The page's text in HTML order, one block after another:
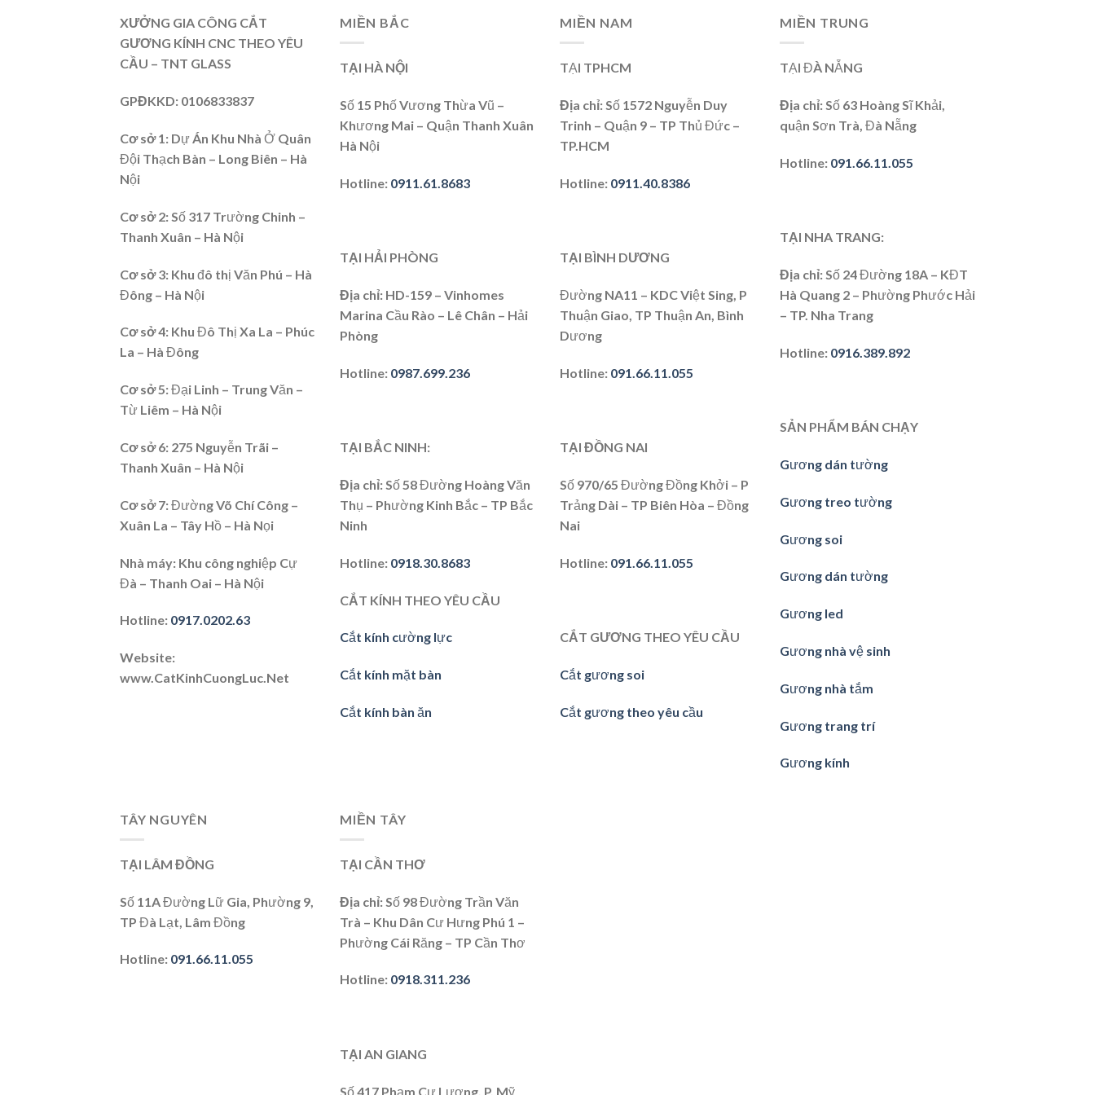
XƯỞNG GIA CÔNG CẮT
GƯƠNG KÍNH CNC THEO YÊU
CẦU – TNT GLASS
GPĐKKD: 0106833837
Cơ sở 1: Dự Án Khu Nhà Ở Quân
Đội Thạch Bàn – Long Biên – Hà
Nội
Cơ sở 2: Số 317 Trường Chinh –
Thanh Xuân – Hà Nội
Cơ sở 3: Khu đô thị Văn Phú – Hà
Đông – Hà Nội
Cơ sở 4: Khu Đô Thị Xa La – Phúc
La – Hà Đông
Cơ sở 5:Đại Linh – Trung Văn –
Từ Liêm – Hà Nội
Cơ sở 6: 275 Nguyễn Trãi –
Thanh Xuân – Hà Nội
Cơ sở 7: Đường Võ Chí Công –
Xuân La – Tây Hồ – Hà Nọi
Nhà máy: Khu công nghiệp Cự
Đà – Thanh Oai – Hà Nội
Hotline: 0917.0202.63
Website:
www.CatKinhCuongLuc.Net
MIỀN BẮC
TẠI HÀ NỘI
Số 15 Phố Vương Thừa Vũ –
Khương Mai – Quận Thanh Xuân
Hà Nội
Hotline: 0911.61.8683
TẠI HẢI PHÒNG
Địa chỉ: HD-159 – Vinhomes
Marina Cầu Rào – Lê Chân – Hải
Phòng
Hotline: 0987.699.236
TẠI BẮC NINH:
Địa chỉ: Số 58 Đường Hoàng Văn
Thụ – Phường Kinh Bắc – TP Bắc
Ninh
Hotline: 0918.30.8683
CẮT KÍNH THEO YÊU CẦU
Cắt kính cường lực
Cắt kính mặt bàn
Cắt kính bàn ăn
MIỀN NAM
TẠI TPHCM
Địa chỉ: Số 1572 Nguyễn Duy
Trinh – Quận 9 – TP Thủ Đức –
TP.HCM
Hotline: 0911.40.8386
TẠI BÌNH DƯƠNG
Đường NA11 – KDC Việt Sing, P
Thuận Giao, TP Thuận An, Bình
Dương
Hotline: 091.66.11.055
TẠI ĐỒNG NAI
Số 970/65 Đường Đồng Khởi – P
Trảng Dài – TP Biên Hòa – Đồng
Nai
Hotline: 091.66.11.055
CẮT GƯƠNG THEO YÊU CẦU
Cắt gương soi
Cắt gương theo yêu cầu
MIỀN TRUNG
TẠI ĐÀ NẴNG
Địa chỉ: Số 63 Hoàng Sĩ Khải,
quận Sơn Trà, Đà Nẵng
Hotline: 091.66.11.055
TẠI NHA TRANG:
Địa chỉ: Số 24 Đường 18A – KĐT
Hà Quang 2 – Phường Phước Hải
– TP. Nha Trang
Hotline: 0916.389.892
SẢN PHẨM BÁN CHẠY
Gương dán tường
Gương treo tường
Gương soi
Gương dán tường
Gương led
Gương nhà vệ sinh
Gương nhà tắm
Gương trang trí
Gương kính
TÂY NGUYÊN
TẠI LÂM ĐỒNG
Số 11A Đường Lữ Gia, Phường 9,
TP Đà Lạt, Lâm Đồng
Hotline: 091.66.11.055
MIỀN TÂY
TẠI CẦN THƠ
Địa chỉ: Số 98 Đường Trần Văn
Trà – Khu Dân Cư Hưng Phú 1 –
Phường Cái Răng – TP Cần Thơ
Hotline: 0918.311.236
TẠI AN GIANG
Số 417 Phạm Cự Lượng, P. Mỹ